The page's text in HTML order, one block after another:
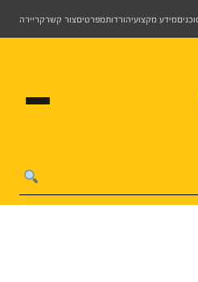
מידע מקצועיהורדותמפרטיםצור קשרקריירה